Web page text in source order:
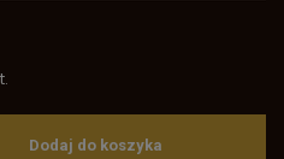
Dodaj do koszyka